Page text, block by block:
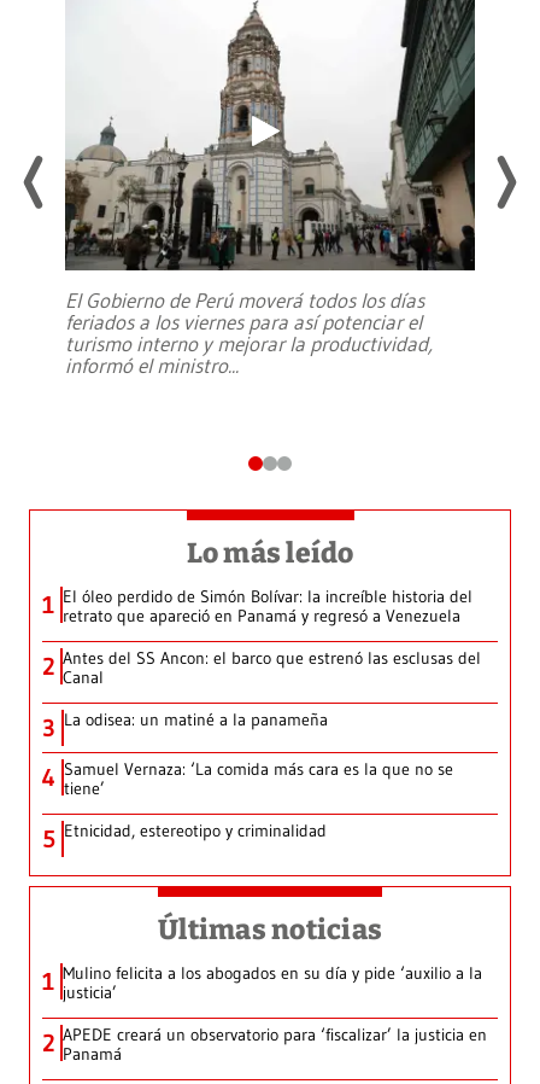
El Gobierno de Perú moverá todos los días
feriados a los viernes para así potenciar el
turismo interno y mejorar la productividad,
informó el ministro...
Lo más leído
1 El óleo perdido de Simón Bolívar: la increíble historia del
retrato que apareció en Panamá y regresó a Venezuela
2 Antes del SS Ancon: el barco que estrenó las esclusas del
Canal
3 La odisea: un matiné a la panameña
4 Samuel Vernaza: ‘La comida más cara es la que no se
tiene’
5 Etnicidad, estereotipo y criminalidad
Últimas noticias
1 Mulino felicita a los abogados en su día y pide ‘auxilio a la
justicia’
2 APEDE creará un observatorio para ‘fiscalizar’ la justicia en
Panamá